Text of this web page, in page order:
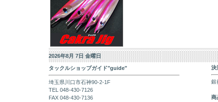
2026年8月 7日 金曜日
タックルショップガイド"guide"
埼玉県川口市石神90-2-1F
TEL 048-430-7126
FAX 048-430-7136
決
銀
商